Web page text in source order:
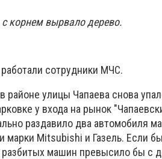
корнем вырвало дерево.
сотрудники МЧС.
районе улицы Чапаева снова
у входа на рынок
раздавило два автомобиля
марки Mitsubishi и Газель. Если
машин превысило бы с